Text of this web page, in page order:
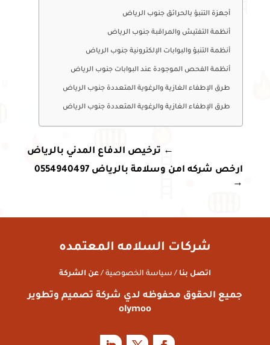
أجهزة التنبؤ بالحرائق جنوب الرياض
أنظمة التفتيش والمراقبة جنوب الرياض
أنظمة التنبؤ والبوابات الإلكترونية جنوب الرياض
أنظمة الفحص الموجودة عند البوابات جنوب الرياض
طرق الإطفاء الغازية والرغوية المتعددة جنوب الرياض
طرق الإطفاء الغازية والرغوية المتعددة جنوب الرياض
← ترخيص الدفاع المدني بالرياض
ارخص شركه امن وسلامة بالرياض 0554940497
→
شركات السلامه المعتمده
اتصل بنا / سياسة الخصوصية / عن الشركة
جميع الحقوق محفوظه لدي شركة تصميم وتطوير
olymoo